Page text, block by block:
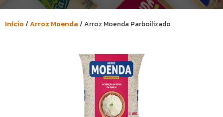
Início /Arroz Moenda / Arroz Moenda Parboilizado